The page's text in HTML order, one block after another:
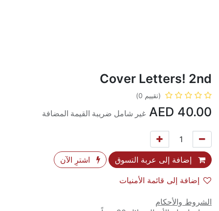
Cover Letters! 2nd
(تقييم 0)
40.00 غير شامل ضريبة القيمة المضافة
إضافة إلى عربة التسوق اشترِ الآن
إضافة إلى قائمة الأمنيات
الشروط والأحكام